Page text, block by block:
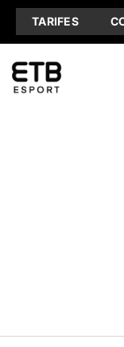
TARIFES